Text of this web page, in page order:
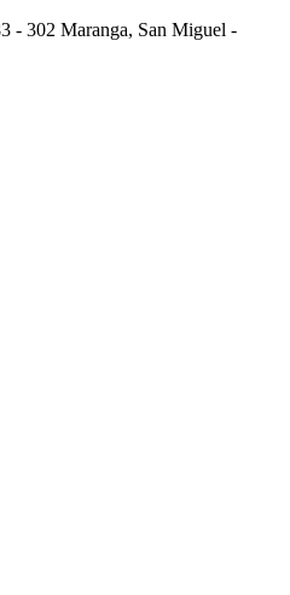
- 302 Maranga, San Miguel -